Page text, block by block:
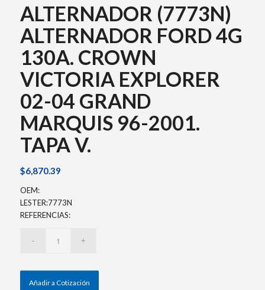
ALTERNADOR (7773N)
ALTERNADOR FORD 4G
130A. CROWN
VICTORIA EXPLORER
02-04 GRAND
MARQUIS 96-2001.
TAPA V.
$6,870.39
OEM:
LESTER:7773N
REFERENCIAS:
Añadir a Cotización